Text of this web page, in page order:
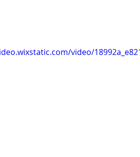
video/